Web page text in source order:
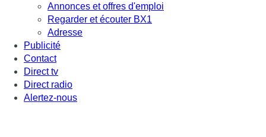
Annonces et offres d'emploi
Regarder et écouter BX1
Adresse
Publicité
Contact
Direct tv
Direct radio
Alertez-nous